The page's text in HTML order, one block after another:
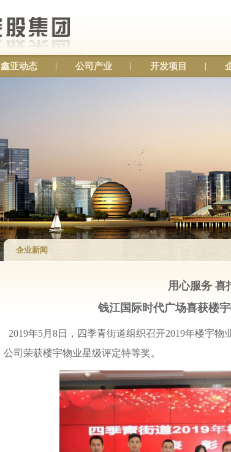
鑫亚动态 公司产业 开发项目
企业新闻
用心服务 喜
钱江国际时代广场喜获楼
2019年5月8日，四季青街道组织召开2019年楼宇
公司荣获楼宇物业星级评定特等奖。